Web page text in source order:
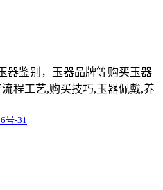
器鉴别，玉器品牌等购买玉器
程工艺,购买技巧,玉器佩戴,养
号-31